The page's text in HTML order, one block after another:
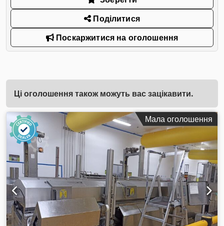
Поділитися
Поскаржитися на оголошення
Ці оголошення також можуть вас зацікавити.
Мала оголошення